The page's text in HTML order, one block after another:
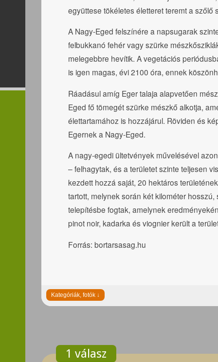
együttese tökéletes életteret teremt a szőlő
A Nagy-Eged felszínére a napsugarak
felbukkanó fehér vagy szürke
melegebbre hevítik. A vegetációs
is igen magas, évi 2100 óra, ennek
Ráadásul amíg Eger talaja alapvetően
Eged fő tömegét szürke mészkő alkotja,
élettartamához is hozzájárul. Röviden és
Egernek a Nagy-Eged.
A nagy-egedi ültetvények művelésével
– felhagytak, és a területet szinte teljesen
kezdett hozzá saját, 20 hektáros
tartott, melynek során két kilométer
telepítésbe fogtak, amelynek
pinot noir, kadarka és viognier került a
Forrás: bortarsasag.hu
1 válasz